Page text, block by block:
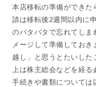
本店移転の準備ができた
請は移転後2週間以内に
のバタバタで忘れてしま
メージして準備してお
越し」と思うとたいした
上は株主総会などを経
手続きや書類については